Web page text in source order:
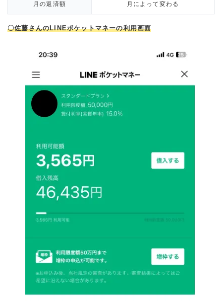
月の返済額 月によって変わる
〇佐藤さんのLINEポケットマネーの利用画面